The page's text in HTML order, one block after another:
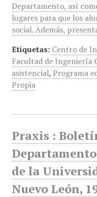
Departamento, así
lugares para que los
social. Además,
Etiquetas: Centro de
Facultad de Ingeniería
asistencial, Programa
Propia
Praxis :
de la
Nuevo León,